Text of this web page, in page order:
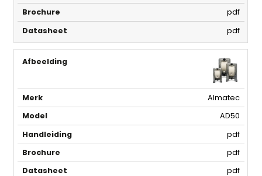
pdf
pdf
Almatec
AD50
pdf
pdf
pdf